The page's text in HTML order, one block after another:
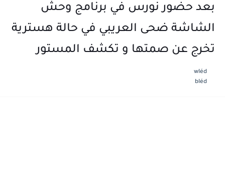
بعد حضور نورس في برنامج وحش
الشاشة ضحى العريبي في حالة هسترية
تخرج عن صمتها و تكشف المستور
wléd
bléd